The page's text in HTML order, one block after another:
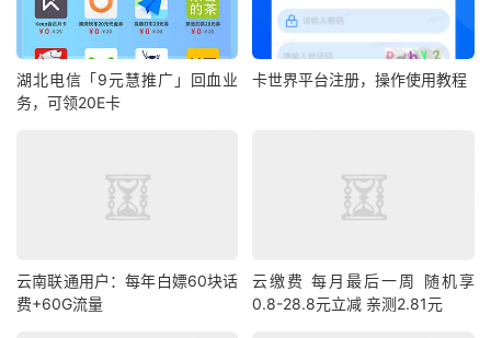
湖北电信「9元慧推广」回血业
务，可领20E卡
卡世界平台注册，操作使用教程
云南联通用户：每年白嫖60块话
费+60G流量
云缴费 每月最后一周 随机享
0.8-28.8元立减 亲测2.81元